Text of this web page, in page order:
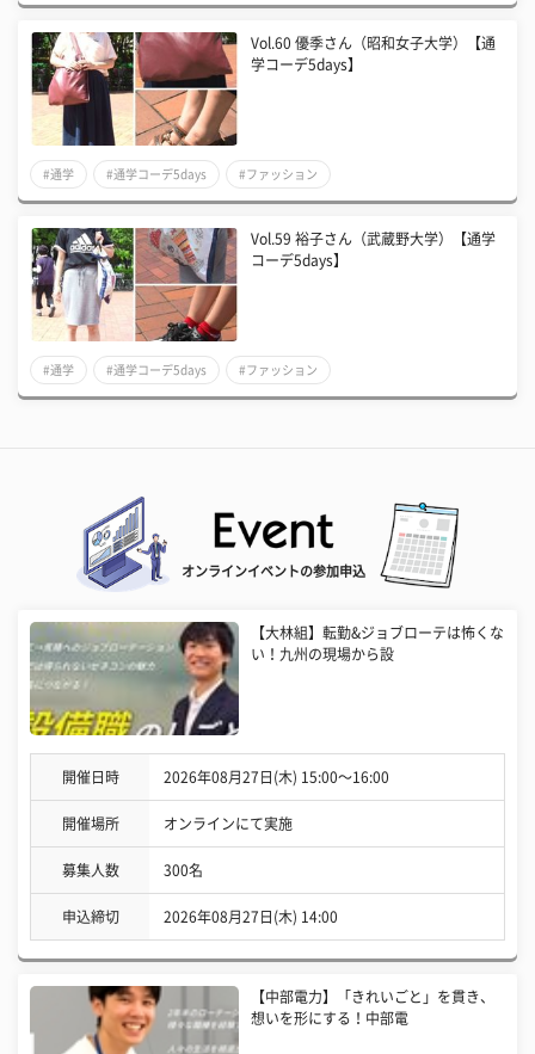
Vol.60 優季さん（昭和女子大学）【通
学コーデ5days】
#通学 #通学コーデ5days #ファッション
Vol.59 裕子さん（武蔵野大学）【通学
コーデ5days】
#通学 #通学コーデ5days #ファッション
オンラインイベントの参加申込
【大林組】転勤&ジョブローテは怖くな
い！九州の現場から設
開催日時 2026年08月27日(木) 15:00〜16:00
開催場所 オンラインにて実施
募集人数 300名
申込締切 2026年08月27日(木) 14:00
【中部電力】「きれいごと」を貫き、
想いを形にする！中部電